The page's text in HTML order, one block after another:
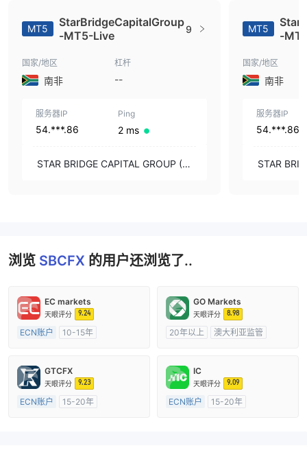
MT5
StarBridgeCapitalGroup
-MT5-Live
9
国家/地区
南非
杠杆
--
服务器IP
54.***.86
Ping
2 ms
STAR BRIDGE CAPITAL GROUP (PT
MT5
-
国家/地区
南非
服务器IP
54.***.86
STAR
浏览 SBCFX 的用户还浏览了..
EC markets
天眼评分 9.24
ECN账户
10-15年
主标MT4
GO Markets
天眼评分 8.98
20年以上
澳大利亚监管
GTCFX
天眼评分 9.23
ECN账户
15-20年
IC
天眼评分 9.09
ECN账户
15-20年